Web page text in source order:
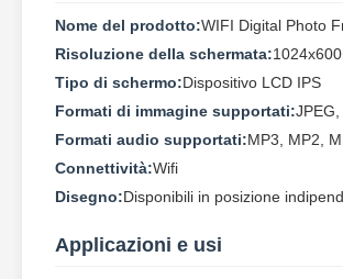
Nome del prodotto:WIFI Digital Photo
Risoluzione della schermata:
Tipo di schermo:Dispositivo LCD IPS
Formati di immagine supportati:JPEG,
Formati audio supportati:MP3, MP2,
Connettività:Wifi
Disegno:Disponibili in posizione
Applicazioni e usi